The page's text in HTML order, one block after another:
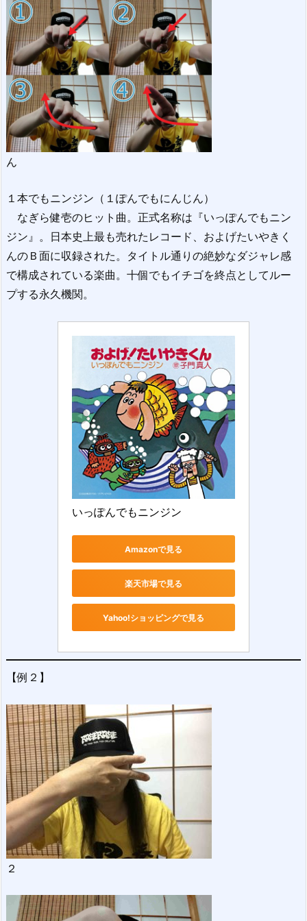
ん
１本でもニンジン（１ぽんでもにんじん）
なぎら健壱のヒット曲。正式名称は『いっぽんでもニン
ジン』。日本史上最も売れたレコード、およげたいやきく
んのＢ面に収録された。タイトル通りの絶妙なダジャレ感
で構成されている楽曲。十個でもイチゴを終点としてルー
プする永久機関。
いっぽんでもニンジン
Amazonで見る
楽天市場で見る
Yahoo!ショッピングで見る
【例２】
２